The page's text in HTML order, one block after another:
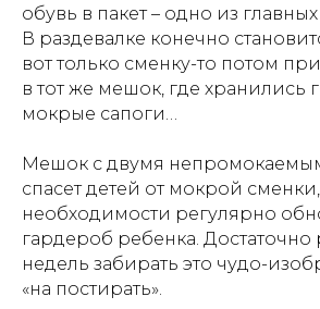
обувь в пакет – одно из
В раздевалке конечно
вот только сменку-то потом
в тот же мешок, где хранились
мокрые сапоги…
Мешок с двумя
спасет детей от мокрой
необходимости регулярно
гардероб ребенка. Достаточно
недель забирать это чудо-
«на постирать».